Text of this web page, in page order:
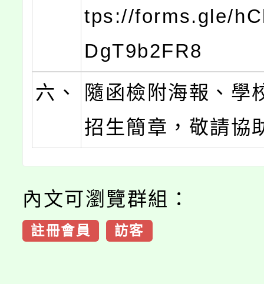
tps://forms.gle/
DgT9b2FR8
六、
隨函檢附海報、學
招生簡章，敬請協
內文可瀏覽群組：
註冊會員 訪客